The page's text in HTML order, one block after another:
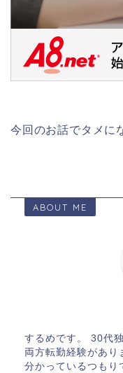
今回のお話でタメに
ABOUT ME
するめです。 30代
両方転勤経験があり
分かっているつもり